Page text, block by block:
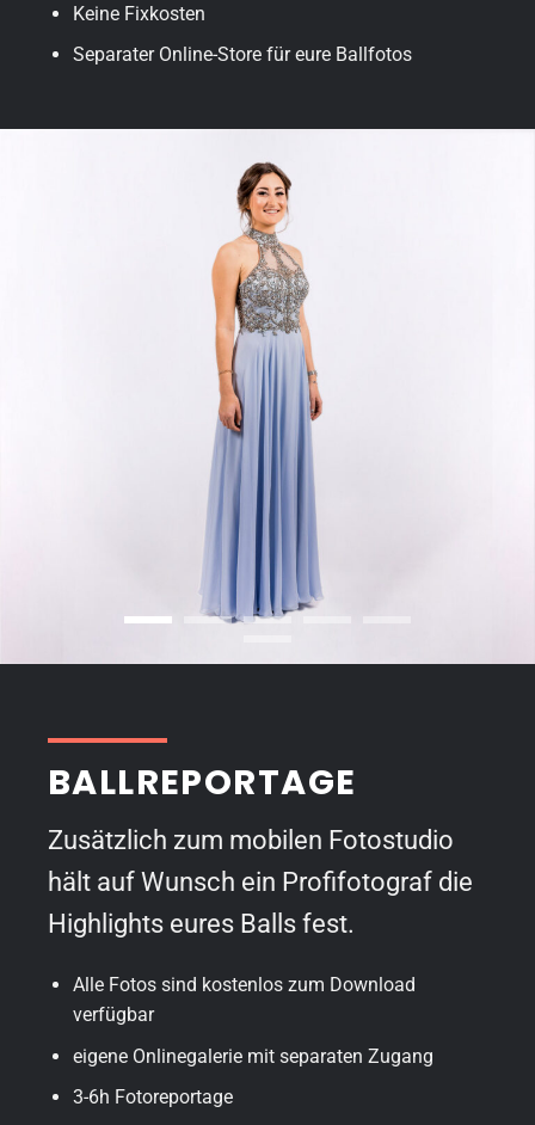
Keine Fixkosten
Separater Online-Store für eure Ballfotos
BALLREPORTAGE
Zusätzlich zum mobilen Fotostudio
hält auf Wunsch ein Profifotograf die
Highlights eures Balls fest.
Alle Fotos sind kostenlos zum Download
verfügbar
eigene Onlinegalerie mit separaten Zugang
3-6h Fotoreportage